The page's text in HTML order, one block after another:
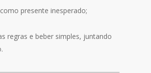
presente inesperado;
regras e beber simples, juntando